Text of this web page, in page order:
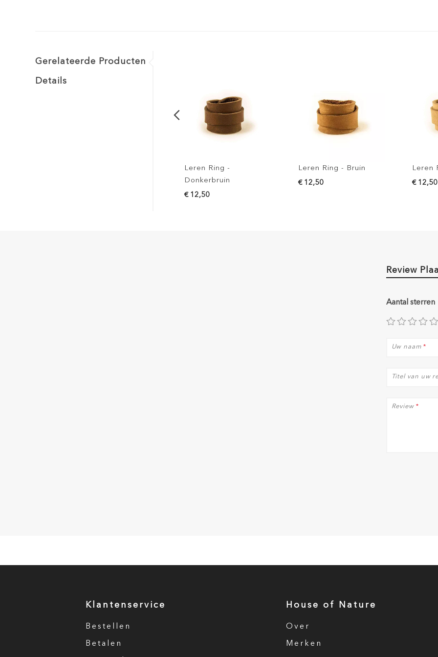
Gerelateerde Producten
Details
Leren Ring -
Donkerbruin
€ 12,50
Leren Ring - Bruin
€ 12,50
Leren
€ 12,50
Review
Aantal sterren
*
Uw naam
Titel van uw
*
Review
Klantenservice
Bestellen
Betalen
House of Nature
Over
Merken